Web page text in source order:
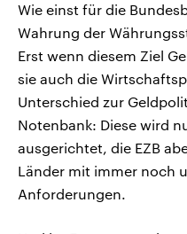
Wie einst für die
Wahrung der
Erst wenn diesem Ziel
sie auch die
Unterschied zur
Notenbank: Diese wird
ausgerichtet, die EZB
Länder mit immer noch
Anforderungen.